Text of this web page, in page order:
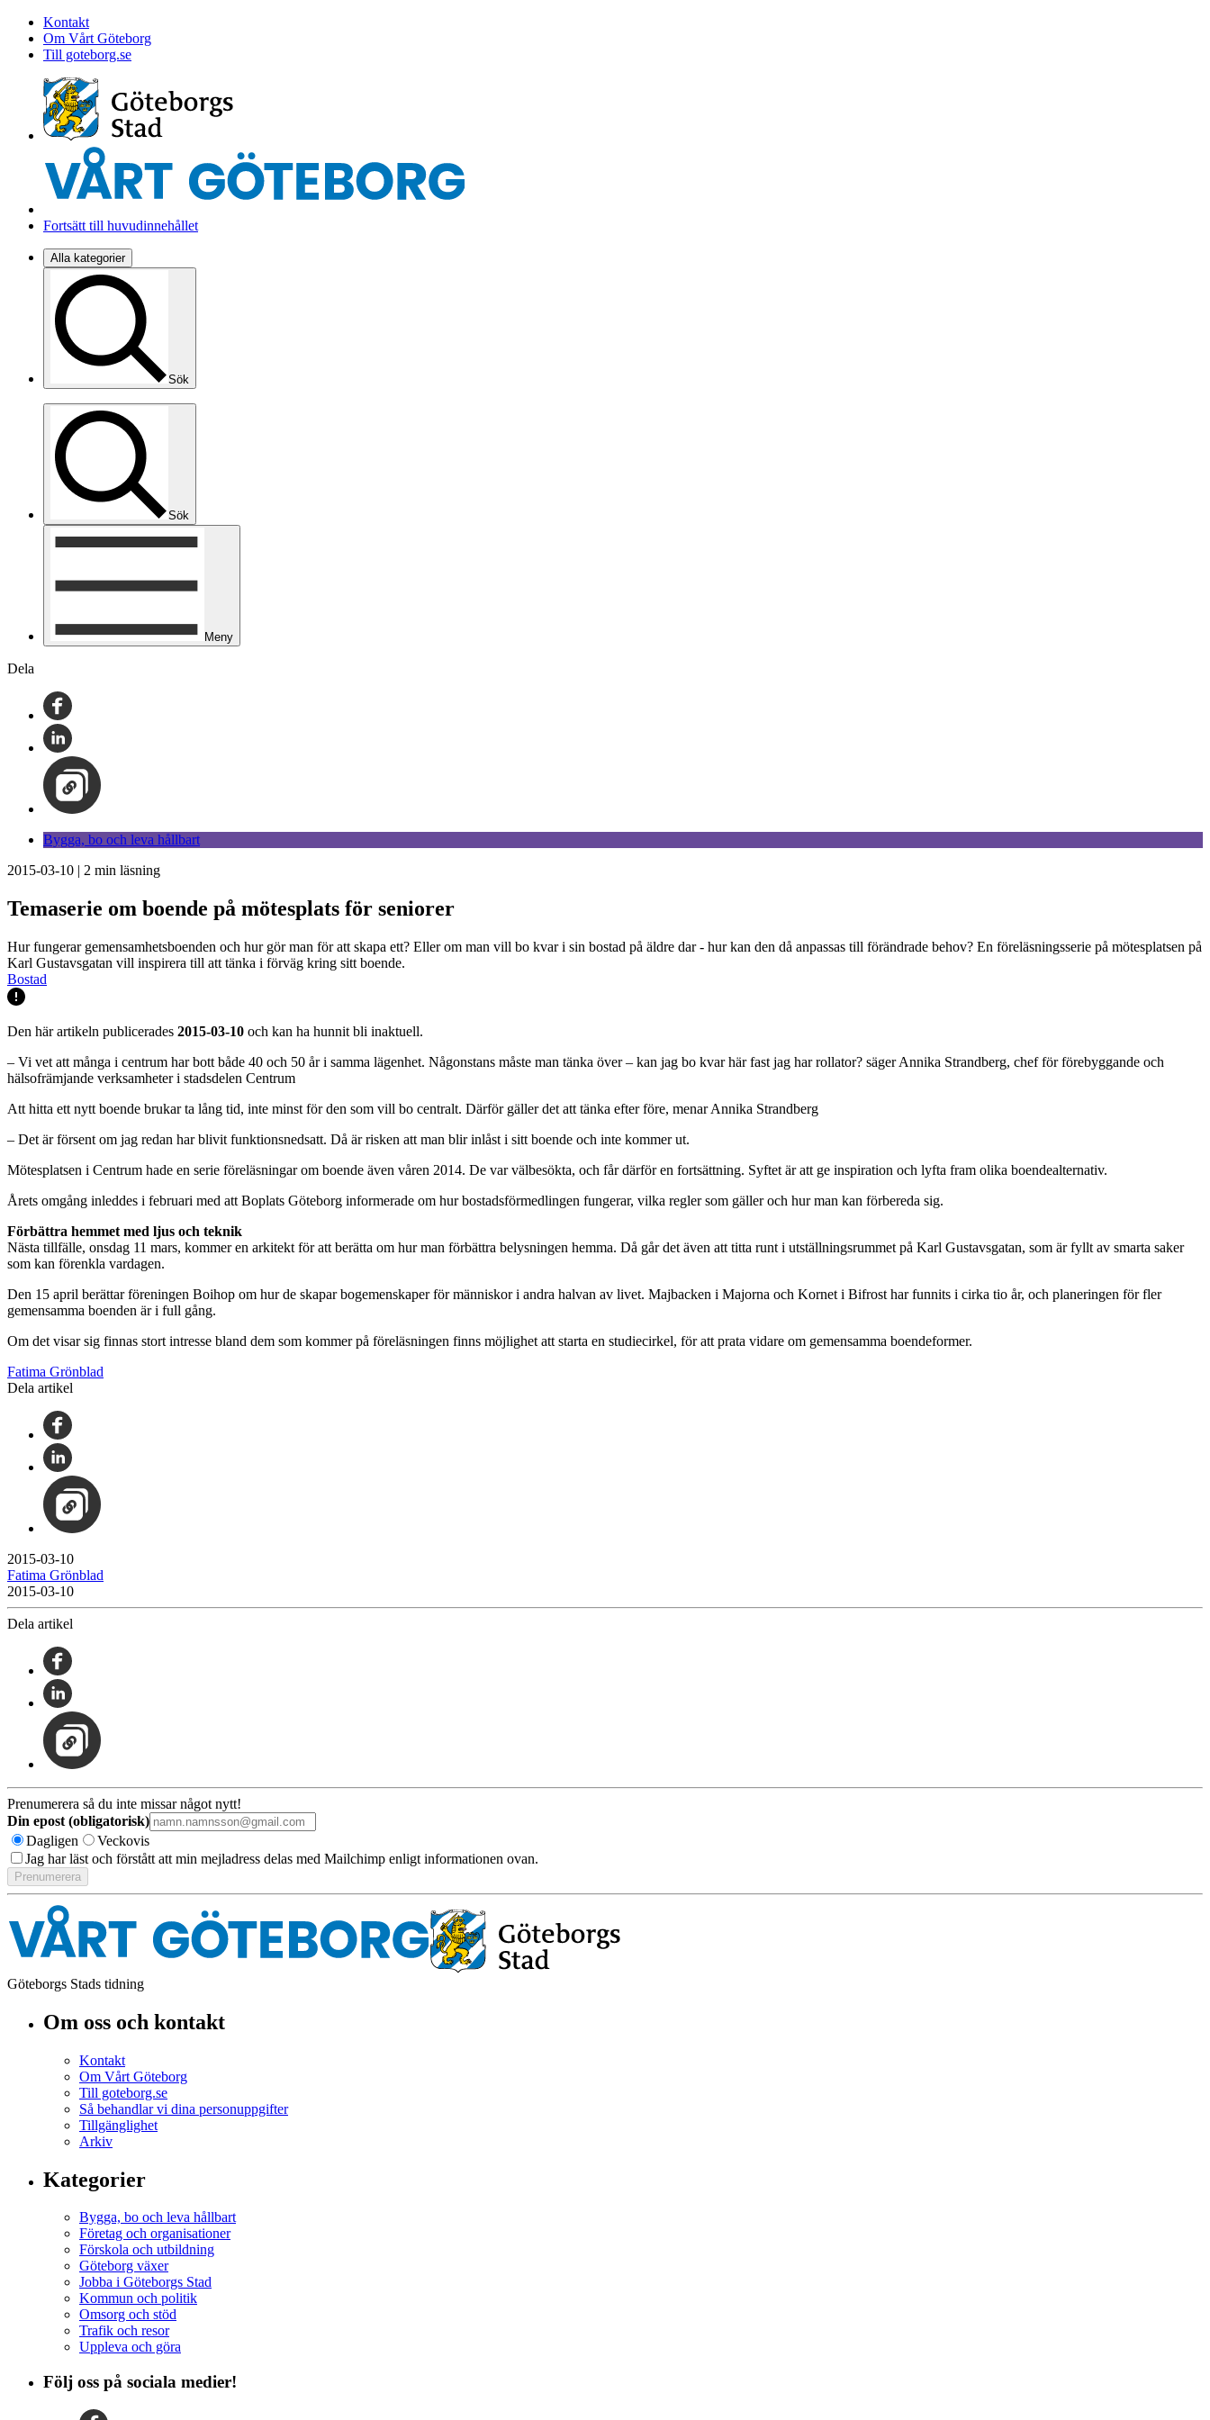
Kontakt
Om Vårt Göteborg
Till goteborg.se
Fortsätt till huvudinnehållet
Alla kategorier
Sök
Sök
Meny
Dela
Bygga, bo och leva hållbart
2015-03-10 | 2 min läsning
Temaserie om boende på mötesplats för seniorer
Hur fungerar gemensamhetsboenden och hur gör man för att skapa ett? Eller om man vill bo kvar i sin bostad på äldre dar - hur kan den då anpassas till förändrade behov? En föreläsningsserie på mötesplatsen på
Karl Gustavsgatan vill inspirera till att tänka i förväg kring sitt boende.
Bostad
Den här artikeln publicerades 2015-03-10 och kan ha hunnit bli inaktuell.
– Vi vet att många i centrum har bott både 40 och 50 år i samma lägenhet. Någonstans måste man tänka över – kan jag bo kvar här fast jag har rollator? säger Annika Strandberg, chef för förebyggande och
hälsofrämjande verksamheter i stadsdelen Centrum
Att hitta ett nytt boende brukar ta lång tid, inte minst för den som vill bo centralt. Därför gäller det att tänka efter före, menar Annika Strandberg
– Det är försent om jag redan har blivit funktionsnedsatt. Då är risken att man blir inlåst i sitt boende och inte kommer ut.
Mötesplatsen i Centrum hade en serie föreläsningar om boende även våren 2014. De var välbesökta, och får därför en fortsättning. Syftet är att ge inspiration och lyfta fram olika boendealternativ.
Årets omgång inleddes i februari med att Boplats Göteborg informerade om hur bostadsförmedlingen fungerar, vilka regler som gäller och hur man kan förbereda sig.
Förbättra hemmet med ljus och teknik
Nästa tillfälle, onsdag 11 mars, kommer en arkitekt för att berätta om hur man förbättra belysningen hemma. Då går det även att titta runt i utställningsrummet på Karl Gustavsgatan, som är fyllt av smarta saker
som kan förenkla vardagen.
Den 15 april berättar föreningen Boihop om hur de skapar bogemenskaper för människor i andra halvan av livet. Majbacken i Majorna och Kornet i Bifrost har funnits i cirka tio år, och planeringen för fler
gemensamma boenden är i full gång.
Om det visar sig finnas stort intresse bland dem som kommer på föreläsningen finns möjlighet att starta en studiecirkel, för att prata vidare om gemensamma boendeformer.
Fatima Grönblad
Dela artikel
2015-03-10
Fatima Grönblad
2015-03-10
Dela artikel
Prenumerera så du inte missar något nytt!
Din epost (obligatorisk)
Dagligen
Veckovis
Jag har läst och förstått att min mejladress delas med Mailchimp enligt informationen ovan.
Göteborgs Stads tidning
Om oss och kontakt
Kontakt
Om Vårt Göteborg
Till goteborg.se
Så behandlar vi dina personuppgifter
Tillgänglighet
Arkiv
Kategorier
Bygga, bo och leva hållbart
Företag och organisationer
Förskola och utbildning
Göteborg växer
Jobba i Göteborgs Stad
Kommun och politik
Omsorg och stöd
Trafik och resor
Uppleva och göra
Följ oss på sociala medier!